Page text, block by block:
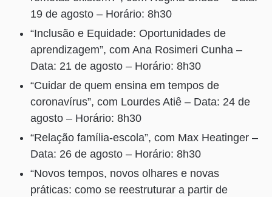
19 de agosto – Horário: 8h30
“Inclusão e Equidade: Oportunidades de
aprendizagem”, com Ana Rosimeri Cunha –
Data: 21 de agosto – Horário: 8h30
“Cuidar de quem ensina em tempos de
coronavírus”, com Lourdes Atiê – Data: 24 de
agosto – Horário: 8h30
“Relação família-escola”, com Max Heatinger –
Data: 26 de agosto – Horário: 8h30
“Novos tempos, novos olhares e novas
práticas: como se reestruturar a partir de